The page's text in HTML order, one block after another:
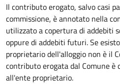
Il contributo erogato, salvo casi
commissione, è annotato nella
utilizzato a copertura di addebiti
oppure di addebiti futuri. Se
proprietario dell'alloggio non è il
contributo erogata dal Comune
all'ente proprietario.